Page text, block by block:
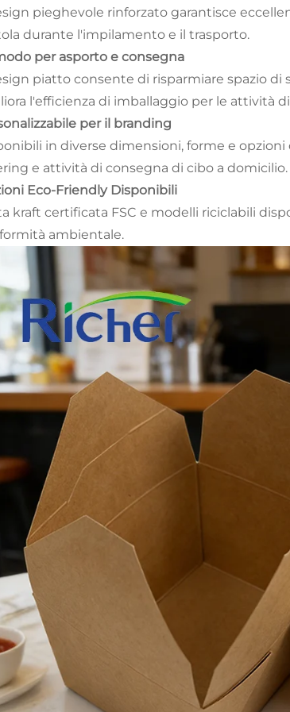
pieghevole rinforzato garantisce
durante l'impilamento e il trasporto.
per asporto e consegna
piatto consente di risparmiare spazio
l'efficienza di imballaggio per le attività
per il branding
in diverse dimensioni, forme e
e attività di consegna di cibo a domicilio.
Eco-Friendly Disponibili
kraft certificata FSC e modelli riciclabili
ambientale.